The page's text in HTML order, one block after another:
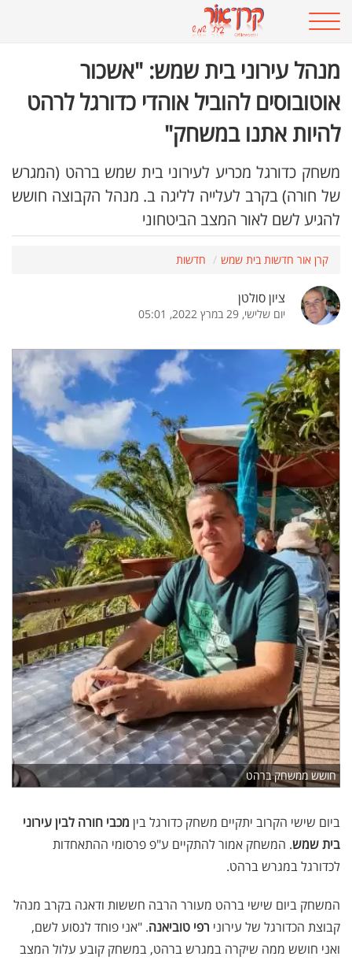
מנהל עירוני בית שמש: "אשכור
אוטובוסים להוביל אוהדי כדורגל לרהט
להיות אתנו במשחק"
משחק כדורגל מכריע לעירוני בית שמש ברהט (המגרש
של חורה) בקרב לעלייה לליגה ב. מנהל הקבוצה חושש
להגיע לשם לאור המצב הביטחוני
קרן אור חדשות בית שמש חדשות
ציון סולטן
יום שלישי, 29 במרץ 2022, 05:01
חושש ממשחק ברהט
ביום שישי הקרוב יתקיים משחק כדורגל בין מכבי חורה לבין עירוני
בית שמש. המשחק אמור להתקיים ע"פ פרסומי ההתאחדות
לכדורגל במגרש ברהט.
המשחק ביום שישי ברהט מעורר הרבה חששות ודאגה בקרב מנהל
קבוצת הכדורגל של עירוני רפי טוביאנה. "אני פוחד לנסוע לשם,
ואני חושש ממה שיקרה במגרש ברהט, במשחק קובע עלול המצב